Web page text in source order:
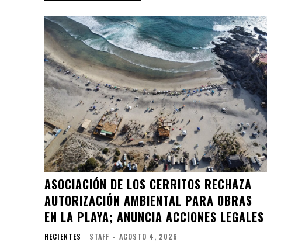
ASOCIACIÓN DE LOS CERRITOS RECHAZA
AUTORIZACIÓN AMBIENTAL PARA OBRAS
EN LA PLAYA; ANUNCIA ACCIONES LEGALES
RECIENTES STAFF - AGOSTO 4, 2026